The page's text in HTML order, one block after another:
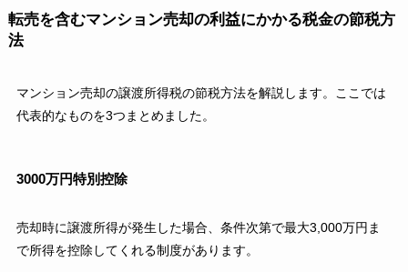
転売を含むマンション売却の利益にかかる税金の節税方
法
マンション売却の譲渡所得税の節税方法を解説します。ここでは
代表的なものを3つまとめました。
3000万円特別控除
売却時に譲渡所得が発生した場合、条件次第で最大3,000万円ま
で所得を控除してくれる制度があります。